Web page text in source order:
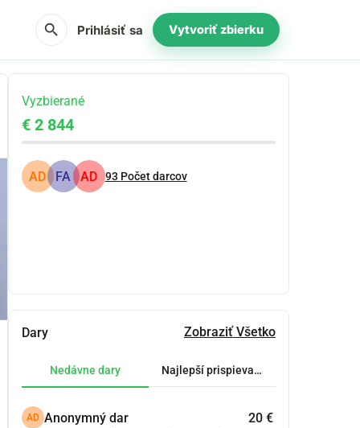
search Prihlásiť sa Vytvoriť zbierku
Vyzbierané
€ 2 844
AD FA AD 93 Počet darcov
Dary Zobraziť Všetko
Nedávne dary Najlepší prispievatelia.
AD Anonymný dar 20 €